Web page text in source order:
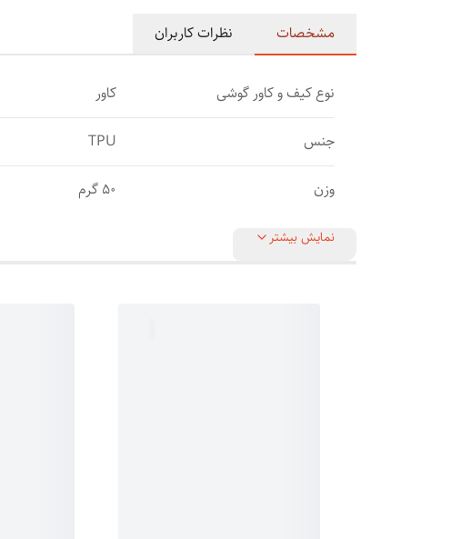
مشخصات نظرات کاربران
نوع کیف و کاور گوشی کاور
جنس TPU
وزن 50 گرم
نمایش بیشتر